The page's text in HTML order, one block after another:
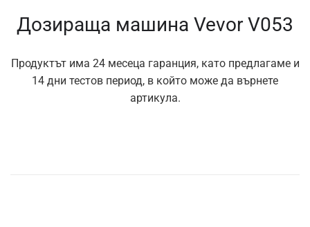
Дозираща машина Vevor V053
Продуктът има 24 месеца гаранция, като предлагаме и
14 дни тестов период, в който може да върнете
артикула.